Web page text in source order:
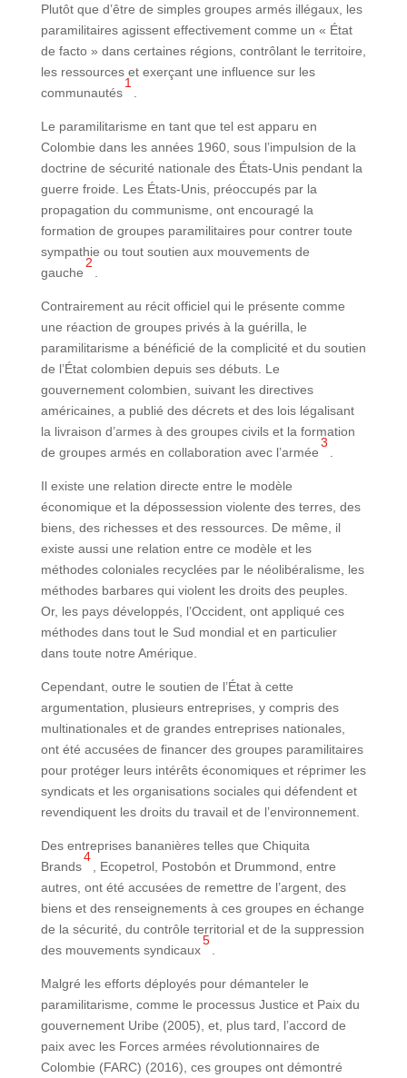
Plutôt que d’être de simples groupes armés illégaux, les
paramilitaires agissent effectivement comme un « État
de facto » dans certaines régions, contrôlant le territoire,
les ressources et exerçant une influence sur les
communautés
1
Le paramilitarisme en tant que tel est apparu en
Colombie dans les années 1960, sous l’impulsion de la
doctrine de sécurité nationale des États-Unis pendant la
guerre froide. Les États-Unis, préoccupés par la
propagation du communisme, ont encouragé la
formation de groupes paramilitaires pour contrer toute
sympathie ou tout soutien aux mouvements de
gauche
2
Contrairement au récit officiel qui le présente comme
une réaction de groupes privés à la guérilla, le
paramilitarisme a bénéficié de la complicité et du soutien
de l’État colombien depuis ses débuts. Le
gouvernement colombien, suivant les directives
américaines, a publié des décrets et des lois légalisant
la livraison d’armes à des groupes civils et la formation
de groupes armés en collaboration avec l’armée
3
Il existe une relation directe entre le modèle
économique et la dépossession violente des terres, des
biens, des richesses et des ressources. De même, il
existe aussi une relation entre ce modèle et les
méthodes coloniales recyclées par le néolibéralisme, les
méthodes barbares qui violent les droits des peuples.
Or, les pays développés, l’Occident, ont appliqué ces
méthodes dans tout le Sud mondial et en particulier
dans toute notre Amérique.
Cependant, outre le soutien de l’État à cette
argumentation, plusieurs entreprises, y compris des
multinationales et de grandes entreprises nationales,
ont été accusées de financer des groupes paramilitaires
pour protéger leurs intérêts économiques et réprimer les
syndicats et les organisations sociales qui défendent et
revendiquent les droits du travail et de l’environnement.
Des entreprises bananières telles que Chiquita
Brands
4
, Ecopetrol, Postobón et Drummond, entre
autres, ont été accusées de remettre de l’argent, des
biens et des renseignements à ces groupes en échange
de la sécurité, du contrôle territorial et de la suppression
des mouvements syndicaux
5
Malgré les efforts déployés pour démanteler le
paramilitarisme, comme le processus Justice et Paix du
gouvernement Uribe (2005), et, plus tard, l’accord de
paix avec les Forces armées révolutionnaires de
Colombie (FARC) (2016), ces groupes ont démontré